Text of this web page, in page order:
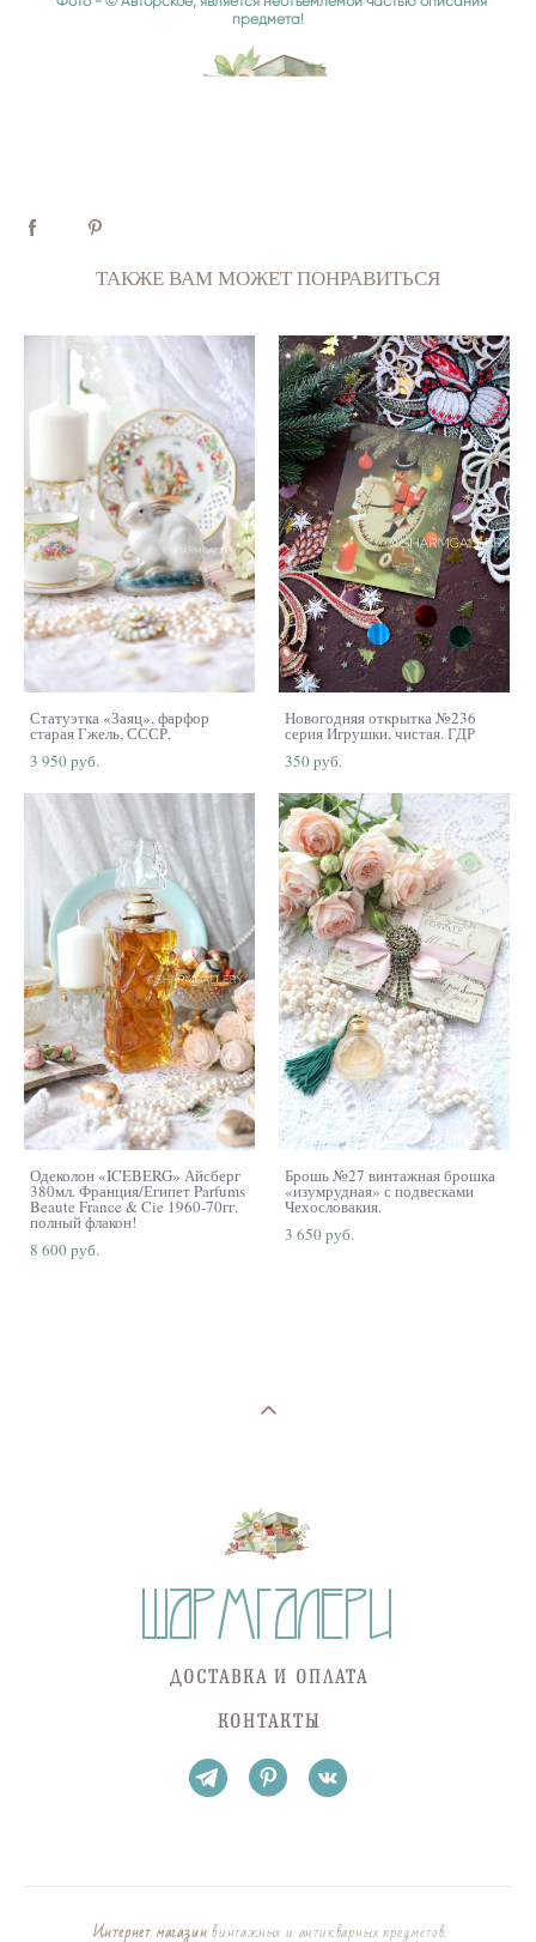
предмета!
ТАКЖЕ ВАМ МОЖЕТ ПОНРАВИТЬСЯ
Статуэтка «Заяц», фарфор
старая Гжель, СССР.
3 950 pуб.
Новогодняя открытка №236
серия Игрушки, чистая. ГДР
350 pуб.
Одеколон «ICEBERG» Айсберг
380мл. Франция/Египет Parfums
Beaute France & Cie 1960-70гг.
полный флакон!
8 600 pуб.
Брошь №27 винтажная брошка
«изумрудная» с подвесками
Чехословакия.
3 650 pуб.
ДОСТАВКА И ОПЛАТА
КОНТАКТЫ
Интернет магазинвинтажных и антикварных предметов.